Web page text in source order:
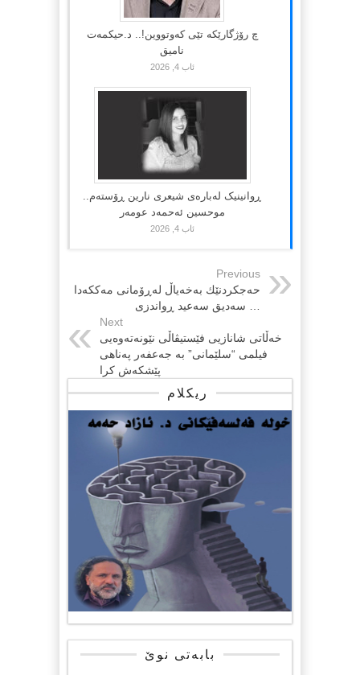
چ رۆژگارێکە تێی کەوتووین!.. د.حیکمەت
نامیق
ئاب 4, 2026
ڕوانینیک لەبارەى شیعرى نارین ڕۆستەم..
موحسین ئەحمەد عومەر
ئاب 4, 2026
Previous
حه‌جكردنێك به‌خه‌یاڵ له‌ڕۆمانی مه‌ككه‌دا
… سه‌دیق سه‌عید ڕواندزی
Next
خه‌ڵاتی شانازیی فێستیڤاڵی نێونه‌ته‌وه‌یی
فیلمی “سلێمانی” به‌ جه‌عفه‌ر په‌ناهی
پێشکه‌ش کرا
ریکلام
بابەتی نوێ